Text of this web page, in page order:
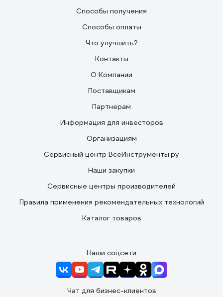
Способы получения
Способы оплаты
Что улучшить?
Контакты
О Компании
Поставщикам
Партнерам
Информация для инвесторов
Организациям
Сервисный центр ВсеИнструменты.ру
Наши закупки
Сервисные центры производителей
Правила применения рекомендательных технологий
Каталог товаров
Наши соцсети
Чат для бизнес-клиентов